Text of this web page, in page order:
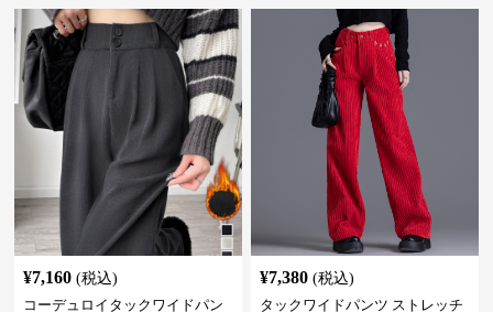
¥7,160 (税込)
コーデュロイタックワイドパン
¥7,380 (税込)
タックワイドパンツ ストレッチ